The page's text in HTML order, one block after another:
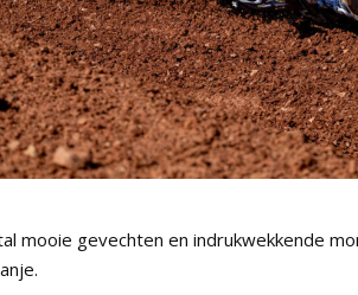
mooie gevechten en indrukwekkende